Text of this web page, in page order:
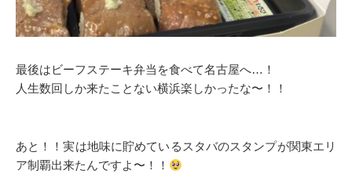
最後はビーフステーキ弁当を食べて名古屋へ…！
人生数回しか来たことない横浜楽しかったな〜！！
あと！！実は地味に貯めているスタバのスタンプが関東エリ
ア制覇出来たんですよ〜！！